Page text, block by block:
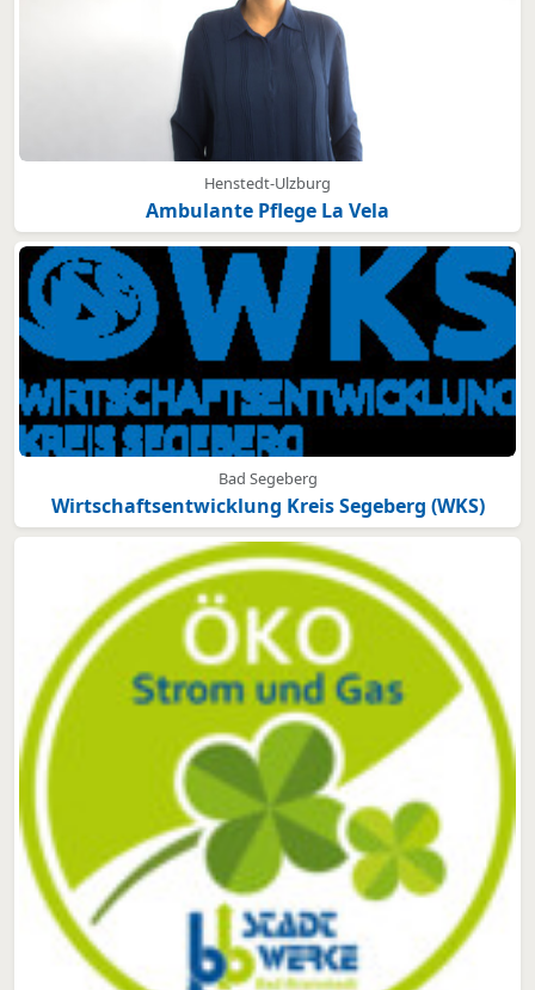
Henstedt-Ulzburg
Ambulante Pflege La Vela
Bad Segeberg
Wirtschaftsentwicklung Kreis Segeberg (WKS)